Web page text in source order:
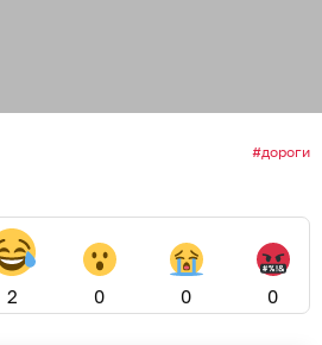
дороги
2 0 0 0